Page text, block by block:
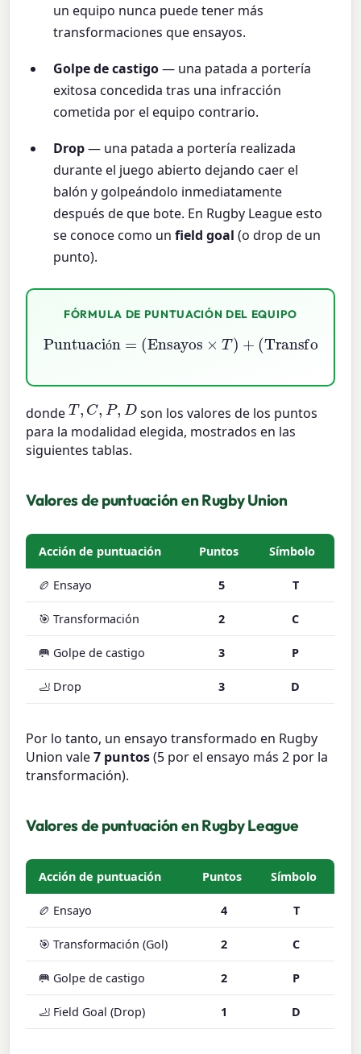
un equipo nunca puede tener más
transformaciones que ensayos.
Golpe de castigo— una patada a portería
exitosa concedida tras una infracción
cometida por el equipo contrario.
Drop— una patada a portería realizada
durante el juego abierto dejando caer el
balón y golpeándolo inmediatamente
después de que bote. En Rugby League esto
se conoce como unfield goal (o drop de un
punto).
FÓRMULA DE PUNTUACIÓN DEL EQUIPO
ó
Puntuación=(Ensayos × T)+
(Transformaciones× C) +(
Golpes de castigo×P)+(Drops× D )
dondeT, C,P D
son los valores de los puntos
para la modalidad elegida, mostrados en las
siguientes tablas.
Valores de puntuación en Rugby Union
Acción de puntuación Puntos Símbolo
🏉 Ensayo 5 T
🎯 Transformación 2 C
🥅 Golpe de castigo 3 P
🦶 Drop 3 D
Por lo tanto, un ensayo transformado en Rugby
Union vale7 puntos(5 por el ensayo más 2 por la
transformación).
Valores de puntuación en Rugby League
Acción de puntuación Puntos Símbolo
🏉 Ensayo 4 T
🎯 Transformación (Gol) 2 C
🥅 Golpe de castigo 2 P
🦶 Field Goal (Drop) 1 D